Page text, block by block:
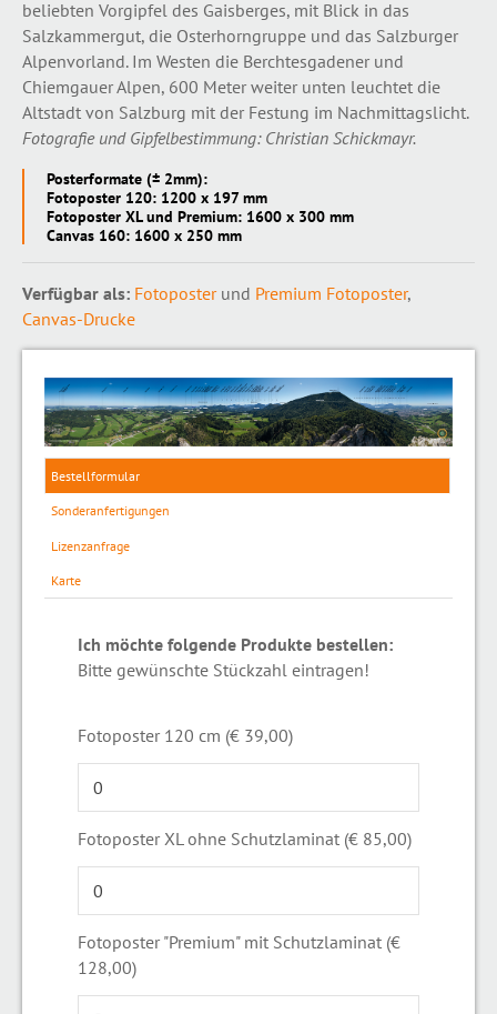
beliebten Vorgipfel des Gaisberges, mit Blick in das
Salzkammergut, die Osterhorngruppe und das Salzburger
Alpenvorland. Im Westen die Berchtesgadener und
Chiemgauer Alpen, 600 Meter weiter unten leuchtet die
Altstadt von Salzburg mit der Festung im Nachmittagslicht.
Fotografie und Gipfelbestimmung: Christian Schickmayr.
Posterformate (± 2mm):
Fotoposter 120: 1200 x 197 mm
Fotoposter XL und Premium: 1600 x 300 mm
Canvas 160: 1600 x 250 mm
Verfügbar als: Fotoposterund Premium Fotoposter,
Canvas-Drucke
Bestellformular
Sonderanfertigungen
Lizenzanfrage
Karte
Ich möchte folgende Produkte bestellen:
Bitte gewünschte Stückzahl eintragen!
Fotoposter 120 cm (€ 39,00)
Fotoposter XL ohne Schutzlaminat (€ 85,00)
Fotoposter "Premium" mit Schutzlaminat (€
128,00)